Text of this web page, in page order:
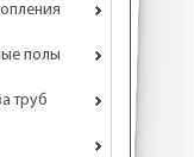
полы
труб